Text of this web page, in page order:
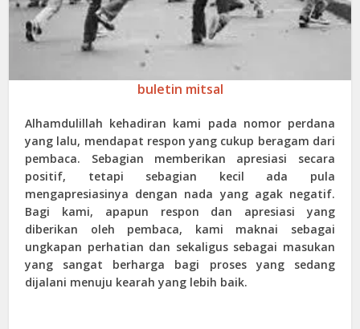
buletin mitsal
Alhamdulillah kehadiran kami pada nomor perdana
yang lalu, mendapat respon yang cukup beragam dari
pembaca. Sebagian memberikan apresiasi secara
positif, tetapi sebagian kecil ada pula
mengapresiasinya dengan nada yang agak negatif.
Bagi kami, apapun respon dan apresiasi yang
diberikan oleh pembaca, kami maknai sebagai
ungkapan perhatian dan sekaligus sebagai masukan
yang sangat berharga bagi proses yang sedang
dijalani menuju kearah yang lebih baik.